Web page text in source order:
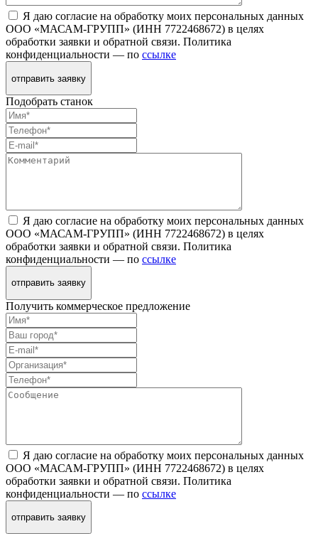
Я даю согласие на обработку моих персональных данных
ООО «МАСАМ-ГРУПП» (ИНН 7722468672) в целях
обработки заявки и обратной связи. Политика
конфиденциальности — по ссылке
отправить заявку
Подобрать станок
Я даю согласие на обработку моих персональных данных
ООО «МАСАМ-ГРУПП» (ИНН 7722468672) в целях
обработки заявки и обратной связи. Политика
конфиденциальности — по ссылке
отправить заявку
Получить коммерческое предложение
Я даю согласие на обработку моих персональных данных
ООО «МАСАМ-ГРУПП» (ИНН 7722468672) в целях
обработки заявки и обратной связи. Политика
конфиденциальности — по ссылке
отправить заявку